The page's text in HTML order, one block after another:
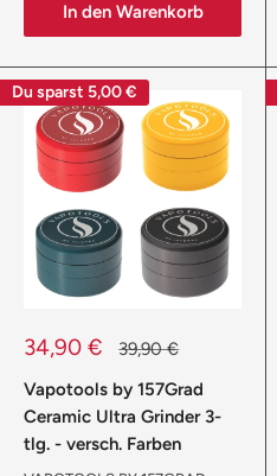
In den Warenkorb
Du sparst 5,00 €
Sonderpreis
34,90 € Normalpreis
39,90 €
Vapotools by 157Grad
Ceramic Ultra Grinder 3-
tlg. - versch. Farben